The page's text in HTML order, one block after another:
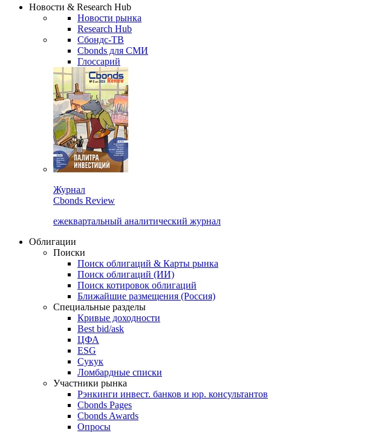
Новости & Research Hub
Новости рынка
Research Hub
Сбондс-ТВ
Cbonds для СМИ
Глоссарий
Журнал
Cbonds Review
ежеквартальный аналитический журнал
Облигации
Поиски
Поиск облигаций & Карты рынка
Поиск облигаций (ИИ)
Поиск котировок облигаций
Ближайшие размещения (Россия)
Специальные разделы
Кривые доходности
Best bid/ask
ЦФА
ESG
Сукук
Ломбардные списки
Участники рынка
Рэнкинги инвест. банков и юр. консультантов
Cbonds Pages
Cbonds Awards
Опросы